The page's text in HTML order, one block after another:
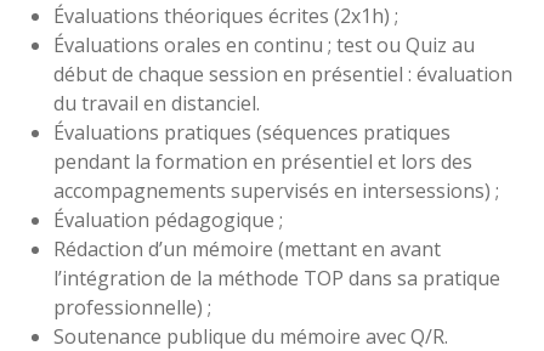
Évaluations théoriques écrites (2x1h) ;
Évaluations orales en continu ; test ou Quiz au
début de chaque session en présentiel : évaluation
du travail en distanciel.
Évaluations pratiques (séquences pratiques
pendant la formation en présentiel et lors des
accompagnements supervisés en intersessions) ;
Évaluation pédagogique ;
Rédaction d’un mémoire (mettant en avant
l’intégration de la méthode TOP dans sa pratique
professionnelle) ;
Soutenance publique du mémoire avec Q/R.